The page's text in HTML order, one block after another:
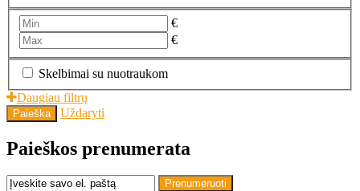
€
€
Skelbimai su nuotraukom
Daugiau filtrų
Paieška Uždaryti
Paieškos prenumerata
Prenumeruoti